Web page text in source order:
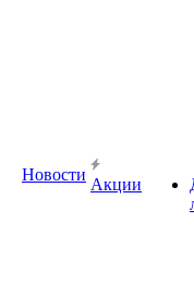
Новости
Акции